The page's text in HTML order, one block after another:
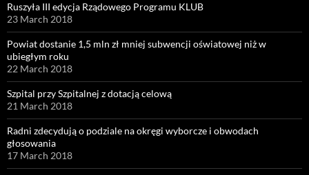
Ruszyła III edycja Rządowego Programu KLUB
23 March 2018
Powiat dostanie 1,5 mln zł mniej subwencji oświatowej niż w
ubiegłym roku
22 March 2018
Szpital przy Szpitalnej z dotacją celową
21 March 2018
Radni zdecydują o podziale na okręgi wyborcze i obwodach
głosowania
17 March 2018